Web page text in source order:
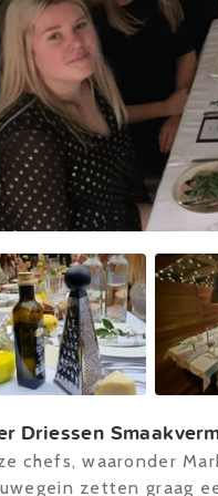
Driessen
chefs, waaronder
zetten graag